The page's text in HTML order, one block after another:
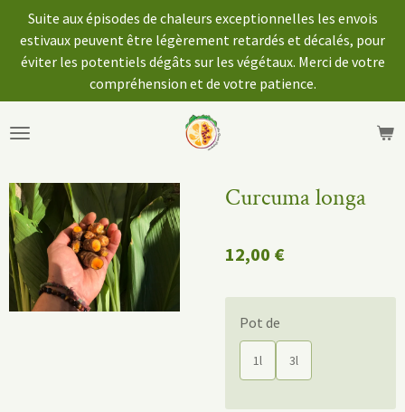
Passer
au
contenu
Suite aux épisodes de chaleurs exceptionnelles les envois
estivaux peuvent être légèrement retardés et décalés, pour
éviter les potentiels dégâts sur les végétaux. Merci de votre
compréhension et de votre patience.
Curcuma longa
12,00 €
Pot de
1l 3l